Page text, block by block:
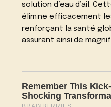
solution d’eau d’ail.
élimine efficacement
renforçant la santé
assurant ainsi de